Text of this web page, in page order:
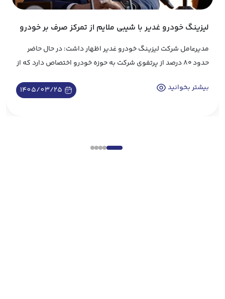
لیزینگ خودرو غدیر با شیبی ملایم از تمرکز صرف بر خودرو
مدیرعامل شرکت لیزینگ خودرو غدیر اظهار داشت: در حال حاضر
حدود ۸۰ درصد از پرتفوی شرکت به حوزه خودرو اختصاص دارد که از
باقیمانده نیز به بخش املاک و مستغلات و همچنین کالاهای
بیشتر بخوانید 1405/03/25